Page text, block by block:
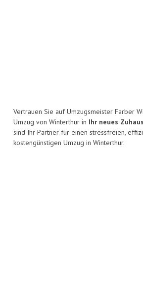
Vertrauen Sie auf Umzugsmeister Farber
Umzug von Winterthur in Ihr neues
sind Ihr Partner für einen stressfreien,
kostengünstigen Umzug in Winterthur.